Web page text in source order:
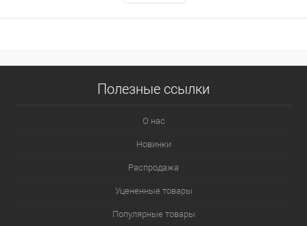
Полезные ссылки
О нас
Новинки
Распродажа
Уцененные товары
Популярные товары